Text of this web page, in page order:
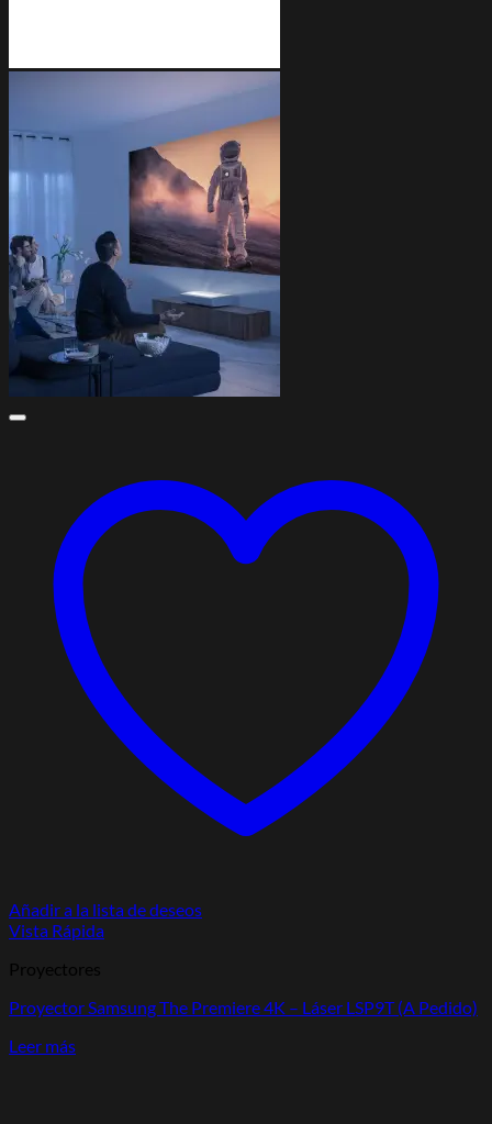
Añadir a la lista de deseos
Vista Rápida
Proyectores
Proyector Samsung The Premiere 4K – Láser LSP9T (A Pedido)
Leer más